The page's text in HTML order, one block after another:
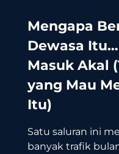
Mengapa
Dewasa
Masuk Akal
yang Mau
Itu)
Satu saluran ini
banyak trafik